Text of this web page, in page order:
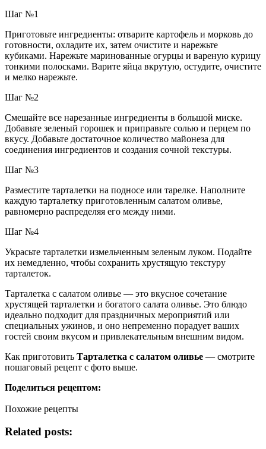
Шаг №1
Приготовьте ингредиенты: отварите картофель и морковь до
готовности, охладите их, затем очистите и нарежьте
кубиками. Нарежьте маринованные огурцы и вареную курицу
тонкими полосками. Варите яйца вкрутую, остудите, очистите
и мелко нарежьте.
Шаг №2
Смешайте все нарезанные ингредиенты в большой миске.
Добавьте зеленый горошек и приправьте солью и перцем по
вкусу. Добавьте достаточное количество майонеза для
соединения ингредиентов и создания сочной текстуры.
Шаг №3
Разместите тарталетки на подносе или тарелке. Наполните
каждую тарталетку приготовленным салатом оливье,
равномерно распределяя его между ними.
Шаг №4
Украсьте тарталетки измельченным зеленым луком. Подайте
их немедленно, чтобы сохранить хрустящую текстуру
тарталеток.
Тарталетка с салатом оливье — это вкусное сочетание
хрустящей тарталетки и богатого салата оливье. Это блюдо
идеально подходит для праздничных мероприятий или
специальных ужинов, и оно непременно порадует ваших
гостей своим вкусом и привлекательным внешним видом.
Как приготовить Тарталетка с салатом оливье — смотрите
пошаговый рецепт с фото выше.
Поделиться рецептом:
Похожие рецепты
Related posts: